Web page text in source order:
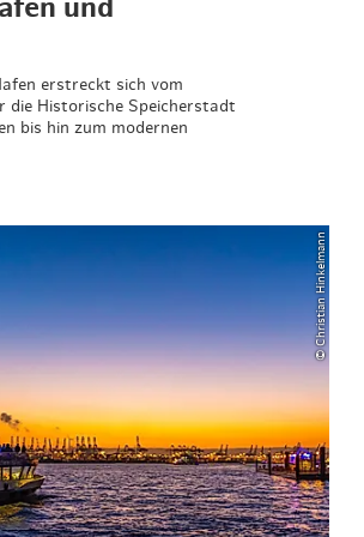
und
erstreckt sich vom
die Historische Speicherstadt
bis hin zum modernen
© Christian Hinkelmann